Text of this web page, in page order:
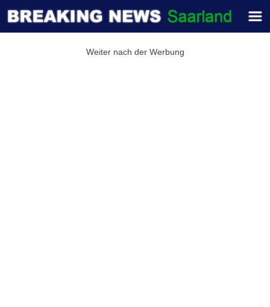
Weiter nach der Werbung